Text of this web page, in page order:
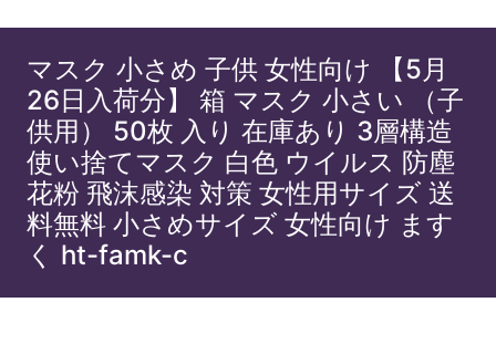
マスク 小さめ 子供 女性向け 【5月
26日入荷分】 箱 マスク 小さい （子
供用） 50枚 入り 在庫あり 3層構造
使い捨てマスク 白色 ウイルス 防塵
花粉 飛沫感染 対策 女性用サイズ 送
料無料 小さめサイズ 女性向け ます
く ht-famk-c